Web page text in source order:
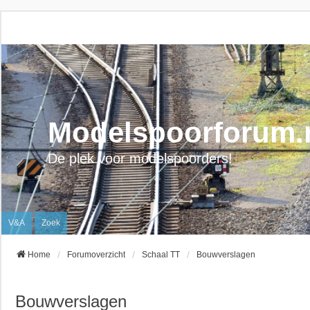
De plek voor modelspoorders!
V&A Zoek
Home Forumoverzicht Schaal TT Bouwverslagen
Bouwverslagen